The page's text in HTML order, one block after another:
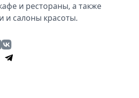
и рестораны, а также
и салоны красоты.